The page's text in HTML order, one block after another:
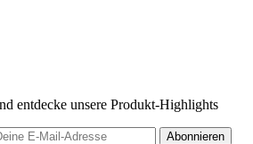
entdecke unsere Produkt-Highlights
Abonnieren